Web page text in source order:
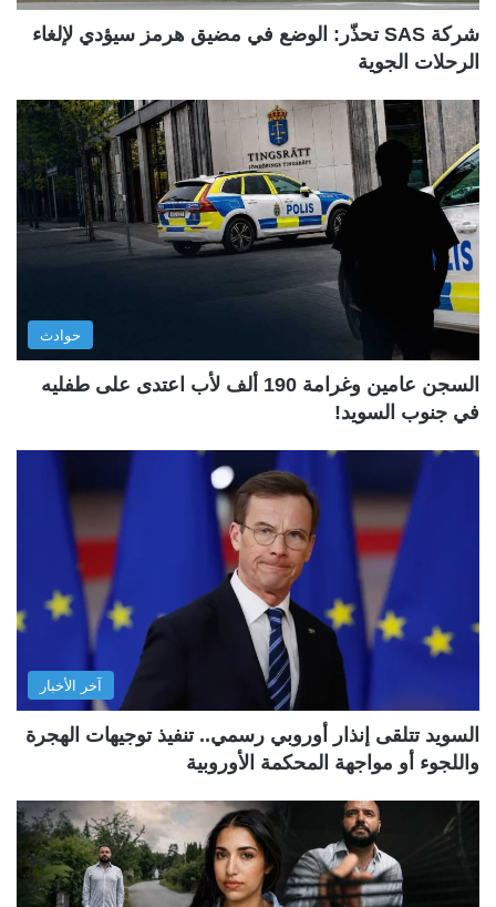
شركة SAS تحذّر: الوضع في مضيق هرمز سيؤدي لإلغاء
الرحلات الجوية
حوادث
السجن عامين وغرامة 190 ألف لأب اعتدى على طفليه
في جنوب السويد!
آخر الأخبار
السويد تتلقى إنذار أوروبي رسمي.. تنفيذ توجيهات الهجرة
واللجوء أو مواجهة المحكمة الأوروبية